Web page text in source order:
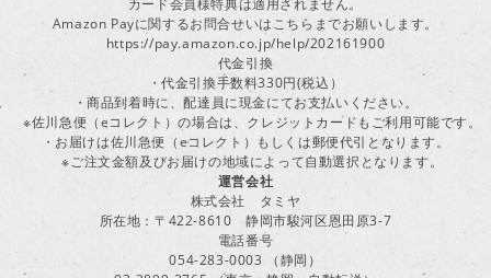
カード会員様特典は適用されません。
Amazon Payに関するお問合せいはこちらまでお願いします。
https://pay.amazon.co.jp/help/202161900
代金引換
・代金引換手数料330円(税込）
・商品到着時に、配達員に現金にてお支払いください。
※佐川急便（eコレクト）の場合は、クレジットカードもご利用可能です。
・お届けは佐川急便（eコレクト）もしくは郵便代引となります。
※ご注文金額及びお届けの地域によって自動選択となります。
運営会社
株式会社 タミヤ
所在地：〒422-8610 静岡市駿河区恩田原3-7
電話番号
054-283-0003 （静岡）